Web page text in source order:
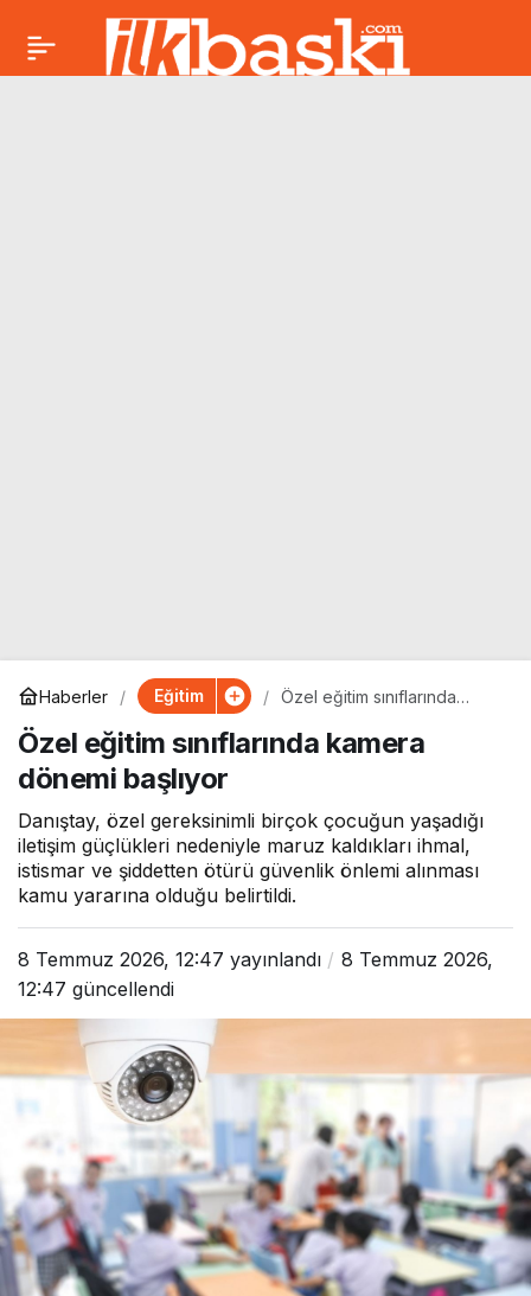
Haberler Eğitim
Özel eğitim sınıflarında
Özel eğitim sınıflarında kamera
dönemi başlıyor
Danıştay, özel gereksinimli birçok çocuğun yaşadığı
iletişim güçlükleri nedeniyle maruz kaldıkları ihmal,
istismar ve şiddetten ötürü güvenlik önlemi alınması
kamu yararına olduğu belirtildi.
8 Temmuz 2026, 12:47 yayınlandı
8 Temmuz 2026,
12:47 güncellendi
Fransa